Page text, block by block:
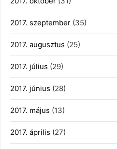
2017. szeptember (35)
2017. augusztus (25)
2017. július (29)
2017. június (28)
2017. május (13)
2017. április (27)